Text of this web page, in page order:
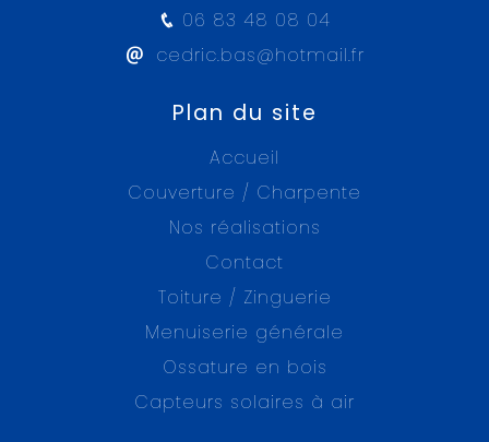
06 83 48 08 04
cedric.bas@hotmail.fr
Plan du site
Accueil
Couverture / Charpente
Nos réalisations
Contact
Toiture / Zinguerie
Menuiserie générale
Ossature en bois
Capteurs solaires à air